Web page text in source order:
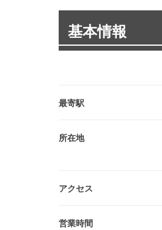
基本情報
最寄駅
所在地
アクセス
営業時間